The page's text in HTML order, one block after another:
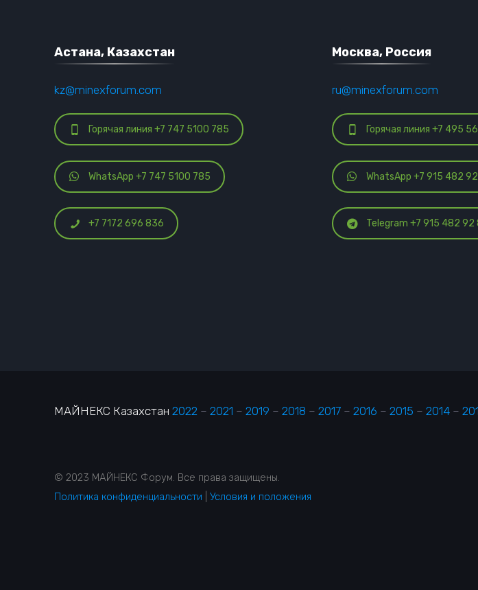
Астана, Казахстан
kz@minexforum.com
Горячая линия +7 747 5100 785
WhatsApp +7 747 5100 785
+7 7172 696 836
Москва, Россия
ru@minexforum.com
Горячая линия +7 495
WhatsApp +7 915 482
Telegram +7 915 482 92
МАЙНЕКС Казахстан 2022 – 2021 – 2019 – 2018 – 2017 – 2016 – 2015 – 2014 –
© 2023 МАЙНЕКС Форум. Все права защищены.
Политика конфиденциальности
Условия и положения